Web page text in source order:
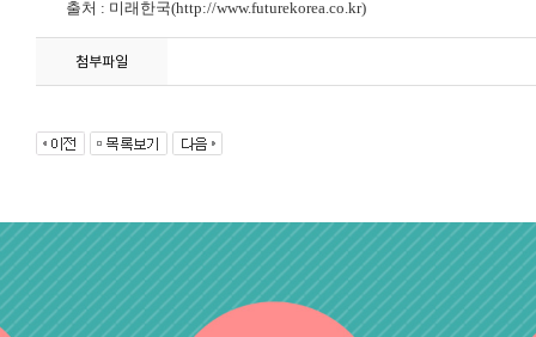
출처 : 미래한국(http://www.futurekorea.co.kr)
첨부파일